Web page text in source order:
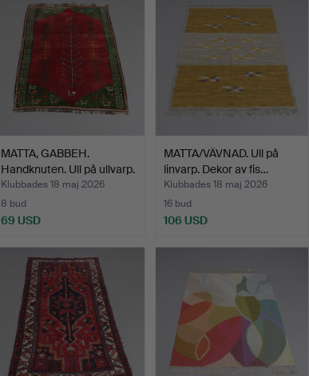
MATTA, GABBEH.
Handknuten. Ull på ullvarp.
Klubbades 18 maj 2026
8 bud
69 USD
MATTA/VÄVNAD. Ull på
linvarp. Dekor av fis…
Klubbades 18 maj 2026
16 bud
106 USD